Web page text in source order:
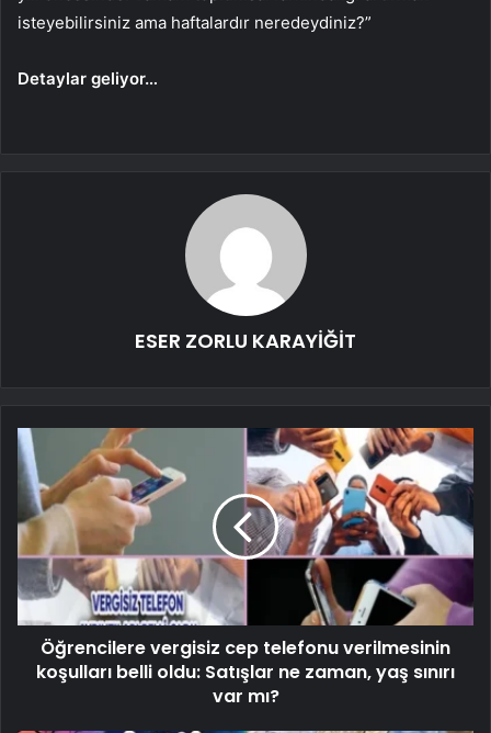
isteyebilirsiniz ama haftalardır neredeydiniz?”
Detaylar geliyor…
ESER ZORLU KARAYİĞİT
Öğrencilere vergisiz cep telefonu verilmesinin
koşulları belli oldu: Satışlar ne zaman, yaş sınırı
var mı?